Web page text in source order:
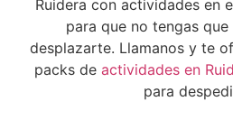
Ruidera con actividades en
para que no tengas
desplazarte. Llamanos y te
packs de actividades en
para